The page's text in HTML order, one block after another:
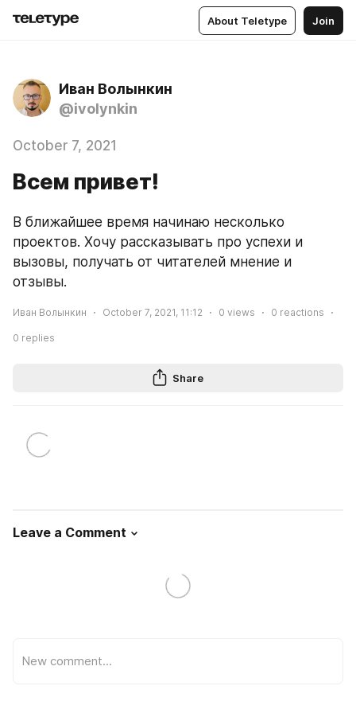
About Teletype Join
Иван Волынкин
@ivolynkin
October 7, 2021
Всем привет!
В ближайшее время начинаю несколько
проектов. Хочу рассказывать про успехи и
вызовы, получать от читателей мнение и
отзывы.
Иван Волынкин October 7, 2021, 11:12 0 views 0 reactions
0 replies
Share
Leave a Comment